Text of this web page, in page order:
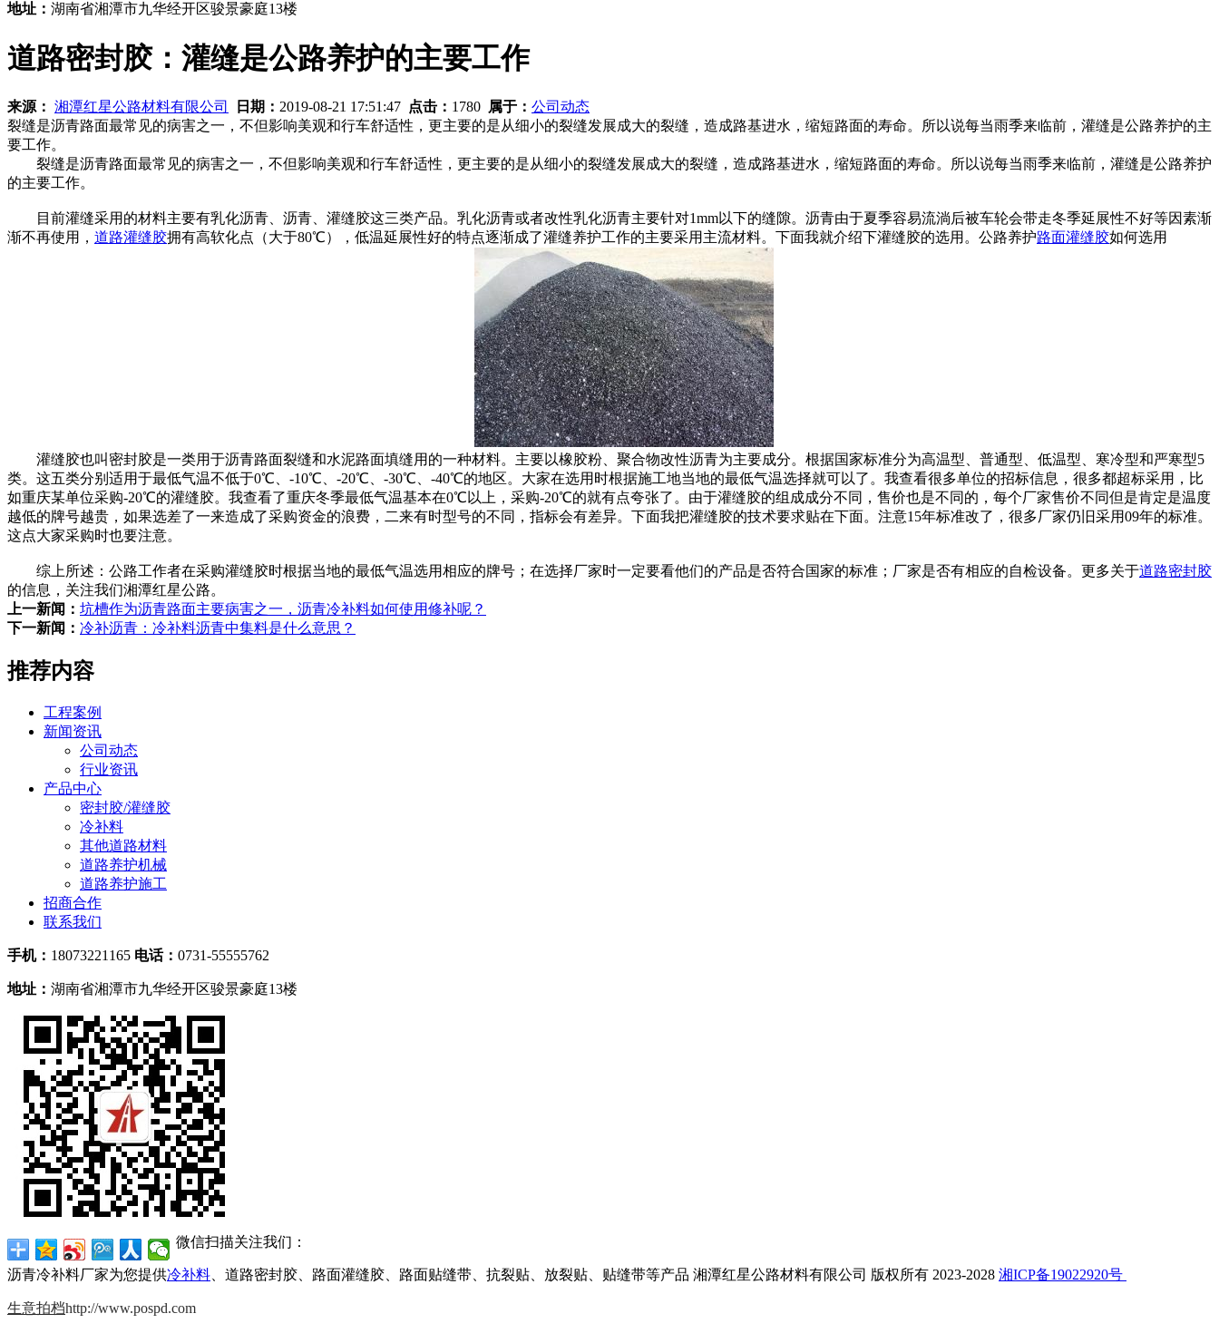
地址： 湖南省湘潭市九华经开区骏景豪庭13楼
道路密封胶：灌缝是公路养护的主要工作
来源： 湘潭红星公路材料有限公司 日期： 2019-08-21 17:51:47 点击： 1780 属于： 公司动态
裂缝是沥青路面最常见的病害之一，不但影响美观和行车舒适性，更主要的是从细小的裂缝发展成大的裂缝，造成路基进水，缩短路面的寿命。所以说每当雨季来临前，灌缝是公路养护的主
要工作。
裂缝是沥青路面最常见的病害之一，不但影响美观和行车舒适性，更主要的是从细小的裂缝发展成大的裂缝，造成路基进水，缩短路面的寿命。所以说每当雨季来临前，灌缝是公路养护
的主要工作。
目前灌缝采用的材料主要有乳化沥青、沥青、灌缝胶这三类产品。乳化沥青或者改性乳化沥青主要针对1mm以下的缝隙。沥青由于夏季容易流淌后被车轮会带走冬季延展性不好等因素渐
渐不再使用， 道路灌缝胶拥有高软化点（大于80℃），低温延展性好的特点逐渐成了灌缝养护工作的主要采用主流材料。下面我就介绍下灌缝胶的选用。公路养护路面灌缝胶如何选用
灌缝胶也叫密封胶是一类用于沥青路面裂缝和水泥路面填缝用的一种材料。主要以橡胶粉、聚合物改性沥青为主要成分。根据国家标准分为高温型、普通型、低温型、寒冷型和严寒型5
类。这五类分别适用于最低气温不低于0℃、-10℃、-20℃、-30℃、-40℃的地区。大家在选用时根据施工地当地的最低气温选择就可以了。我查看很多单位的招标信息，很多都超标采用，比
如重庆某单位采购-20℃的灌缝胶。我查看了重庆冬季最低气温基本在0℃以上，采购-20℃的就有点夸张了。由于灌缝胶的组成成分不同，售价也是不同的，每个厂家售价不同但是肯定是温度
越低的牌号越贵，如果选差了一来造成了采购资金的浪费，二来有时型号的不同，指标会有差异。下面我把灌缝胶的技术要求贴在下面。注意15年标准改了，很多厂家仍旧采用09年的标准。
这点大家采购时也要注意。
综上所述：公路工作者在采购灌缝胶时根据当地的最低气温选用相应的牌号；在选择厂家时一定要看他们的产品是否符合国家的标准；厂家是否有相应的自检设备。更多关于道路密封胶
的信息，关注我们湘潭红星公路。
上一新闻： 坑槽作为沥青路面主要病害之一，沥青冷补料如何使用修补呢？
下一新闻： 冷补沥青：冷补料沥青中集料是什么意思？
推荐内容
工程案例
新闻资讯
公司动态
行业资讯
产品中心
密封胶/灌缝胶
冷补料
其他道路材料
道路养护机械
道路养护施工
招商合作
联系我们
手机： 18073221165 电话： 0731-55555762
地址： 湖南省湘潭市九华经开区骏景豪庭13楼
微信扫描关注我们：
沥青冷补料厂家为您提供冷补料 、道路密封胶、路面灌缝胶、路面贴缝带、抗裂贴、放裂贴、贴缝带等产品 湘潭红星公路材料有限公司 版权所有 2023-2028 湘ICP备19022920号
生意拍档http://www.pospd.com